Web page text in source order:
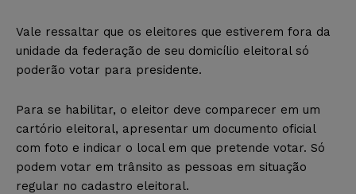
Vale ressaltar que os eleitores que estiverem fora da
unidade da federação de seu domicílio eleitoral só
poderão votar para presidente.
Para se habilitar, o eleitor deve comparecer em um
cartório eleitoral, apresentar um documento oficial
com foto e indicar o local em que pretende votar. Só
podem votar em trânsito as pessoas em situação
regular no cadastro eleitoral.